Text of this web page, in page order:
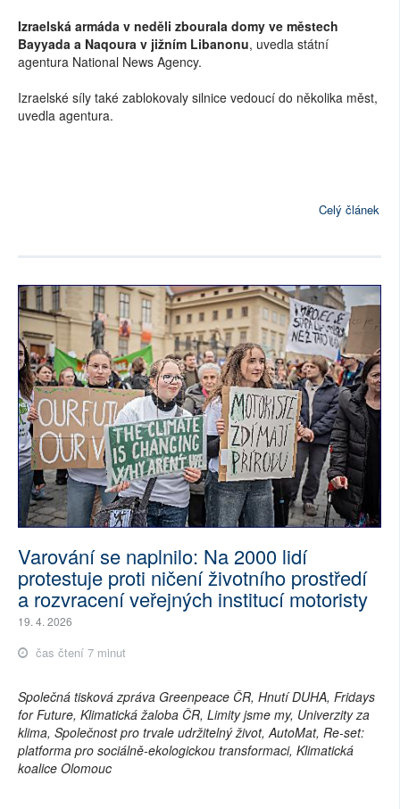
Izraelská armáda v neděli zbourala domy ve městech
Bayyada a Naqoura v jižním Libanonu, uvedla státní
agentura National News Agency.
Izraelské síly také zablokovaly silnice vedoucí do několika měst,
uvedla agentura.
Celý článek
Varování se naplnilo: Na 2000 lidí
protestuje proti ničení životního prostředí
a rozvracení veřejných institucí motoristy
19. 4. 2026
čas čtení 7 minut
Společná tisková zpráva Greenpeace ČR, Hnutí DUHA, Fridays
for Future, Klimatická žaloba ČR, Limity jsme my, Univerzity za
klima, Společnost pro trvale udržitelný život, AutoMat, Re-set:
platforma pro sociálně-ekologickou transformaci, Klimatická
koalice Olomouc